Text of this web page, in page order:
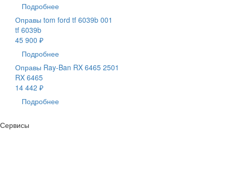
Подробнее
Оправы tom ford tf 6039b 001
tf 6039b
45 900 ₽
Подробнее
Оправы Ray-Ban RX 6465 2501
RX 6465
14 442 ₽
Подробнее
Сервисы